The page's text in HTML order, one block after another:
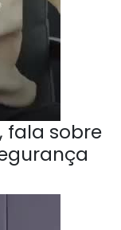
fala sobre